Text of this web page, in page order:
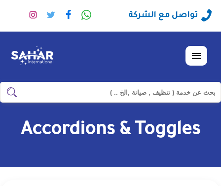
تواصل مع الشركة
راسلنا تابعنا تابعنا
القائمة
ابحث
Accordions & Toggles